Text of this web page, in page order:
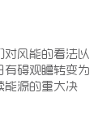
对风能的看法以
有碍观瞻转变为
能源的重大决